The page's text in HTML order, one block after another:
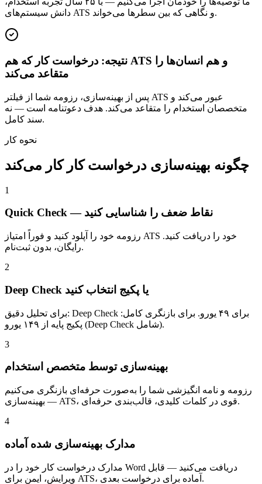
دانش سیستم‌های ATS و نگاهی که بین سطرها می‌خواند.
نتیجه: درخواست کار که هم ATS و هم انسان‌ها را
متقاعد می‌کند
پس از بهینه‌سازی، رزومه شما از فیلتر ATS عبور می‌کند و
متخصصان استخدام را متقاعد می‌کند. هدف دعوتنامه است — نه
سند کامل.
نحوه کار
چگونه بهینه‌سازی درخواست کار کار می‌کند
1
Quick Check — نقاط ضعف را شناسایی کنید
رزومه خود را آپلود کنید و فوراً امتیاز ATS خود را دریافت کنید.
رایگان، بدون ثبت‌نام.
2
Deep Check یا پکیج انتخاب کنید
برای تحلیل دقیق: Deep Check برای ۴۹ یورو. برای بازنگری کامل:
پکیج پایه از ۱۴۹ یورو (Deep Check شامل).
3
بهینه‌سازی توسط متخصص استخدام
رزومه و نامه انگیزشی شما را به‌صورت حرفه‌ای بازنگری می‌کنیم
— بهینه‌سازی ATS، قوی در کلمات کلیدی، قالب‌بندی حرفه‌ای.
4
مدارک بهینه‌سازی شده آماده
مدارک درخواست کار خود را در Word دریافت می‌کنید — قابل
ویرایش، ایمن برای ATS، آماده برای درخواست بعدی.